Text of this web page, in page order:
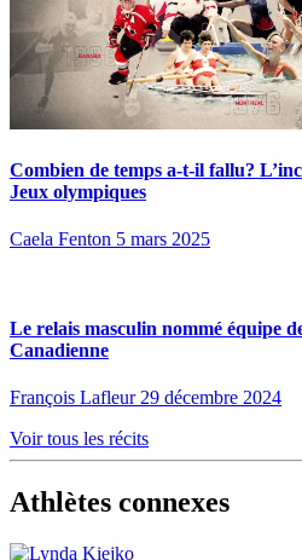
Combien de temps a-t-il fallu?
Jeux olympiques
Caela Fenton 5 mars 2025
Le relais masculin nommé équipe
Canadienne
François Lafleur 29 décembre 2024
Voir tous les récits
Athlètes connexes